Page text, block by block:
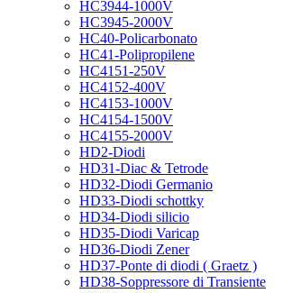
HC3944-1000V
HC3945-2000V
HC40-Policarbonato
HC41-Polipropilene
HC4151-250V
HC4152-400V
HC4153-1000V
HC4154-1500V
HC4155-2000V
HD2-Diodi
HD31-Diac & Tetrode
HD32-Diodi Germanio
HD33-Diodi schottky
HD34-Diodi silicio
HD35-Diodi Varicap
HD36-Diodi Zener
HD37-Ponte di diodi ( Graetz )
HD38-Soppressore di Transiente